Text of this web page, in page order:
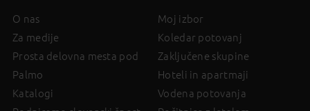
O nas
Za medije
Prosta delovna mesta pod
Palmo
Katalogi
Moj izbor
Koledar potovanj
Zaključene skupine
Hoteli in apartmaji
Vodena potovanja